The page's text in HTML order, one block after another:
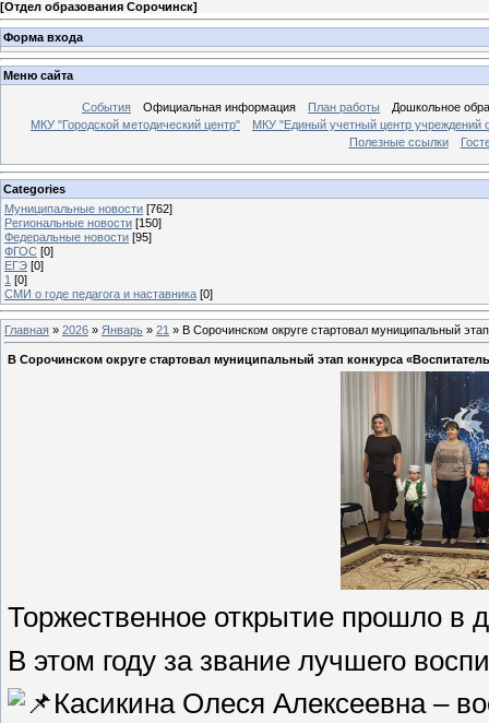
[Отдел образования Сорочинск]
Форма входа
Меню сайта
События Официальная информация План работы
Дошкольное
МКУ "Городской методический центр"
МКУ "Единый учетный центр учреждений
Полезные ссылки
Categories
Муниципальные новости [762]
Региональные новости [150]
Федеральные новости [95]
ФГОС [0]
ЕГЭ [0]
1 [0]
СМИ о годе педагога и наставника [0]
Главная » 2026 » Январь » 21 » В Сорочинском округе стартовал муниципальный
В Сорочинском округе стартовал муниципальный этап конкурса
Торжественное открытие прошло в
В этом году за звание лучшего
Касикина Олеся Алексеевна –